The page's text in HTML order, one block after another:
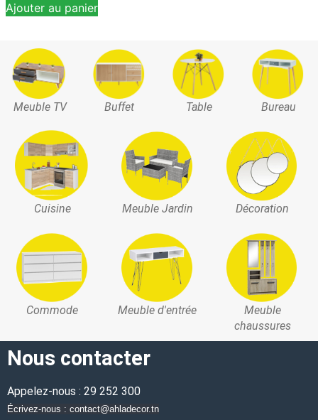
Ajouter au panier
Meuble TV Buffet Table Bureau
Cuisine Meuble Jardin Décoration
Commode Meuble d'entrée
Meuble
chaussures
Nous contacter
Appelez-nous : 29 252 300
Écrivez-nous : contact@ahladecor.tn